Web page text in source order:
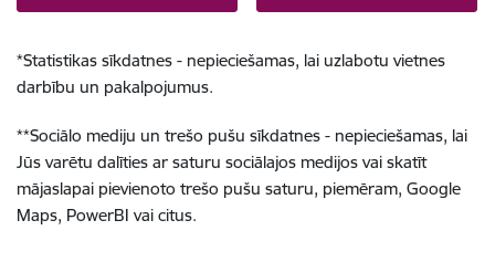
*Statistikas sīkdatnes - nepieciešamas, lai uzlabotu vietnes
darbību un pakalpojumus.
**Sociālo mediju un trešo pušu sīkdatnes - nepieciešamas, lai
Jūs varētu dalīties ar saturu sociālajos medijos vai skatīt
mājaslapai pievienoto trešo pušu saturu, piemēram, Google
Maps, PowerBI vai citus.